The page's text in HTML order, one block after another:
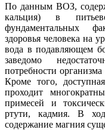
По данным ВОЗ,
кальция) в
фундаментальных
здоровья человека на
вода в подавляющем
заведомо
потребности
Кроме того,
проходит
примесей и
ртути, кадмия. В
содержание магния